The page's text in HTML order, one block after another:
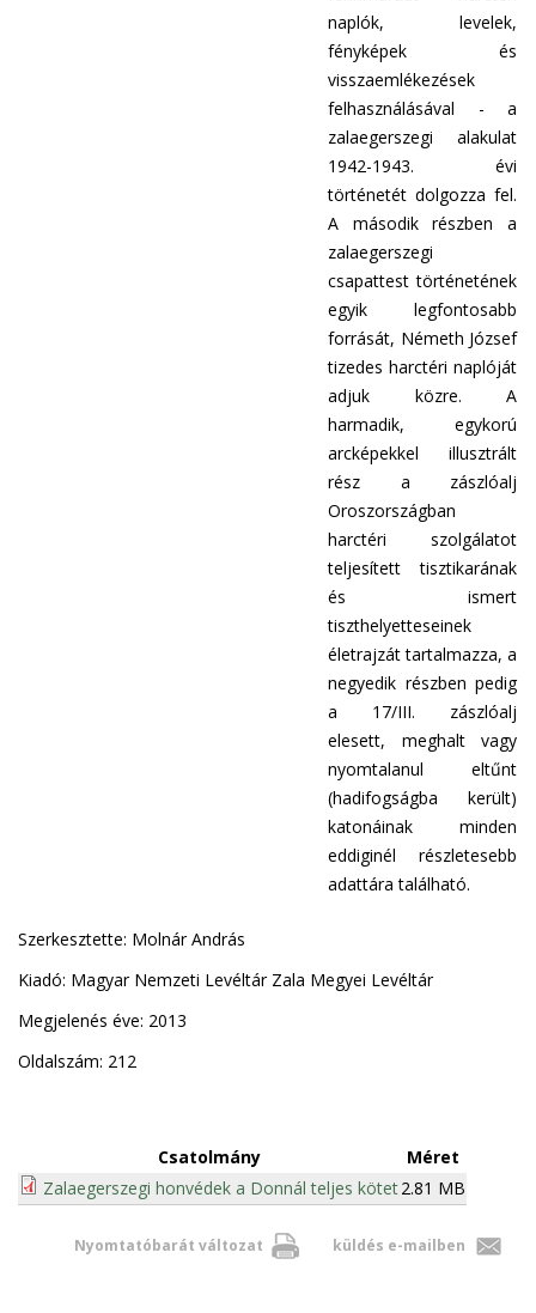
naplók, levelek,
fényképek és
visszaemlékezések
felhasználásával - a
zalaegerszegi alakulat
1942-1943. évi
történetét dolgozza fel.
A második részben a
zalaegerszegi
csapattest történetének
egyik legfontosabb
forrását, Németh József
tizedes harctéri naplóját
adjuk közre. A
harmadik, egykorú
arcképekkel illusztrált
rész a zászlóalj
Oroszországban
harctéri szolgálatot
teljesített tisztikarának
és ismert
tiszthelyetteseinek
életrajzát tartalmazza, a
negyedik részben pedig
a 17/III. zászlóalj
elesett, meghalt vagy
nyomtalanul eltűnt
(hadifogságba került)
katonáinak minden
eddiginél részletesebb
adattára található.
Szerkesztette: Molnár András
Kiadó: Magyar Nemzeti Levéltár Zala Megyei Levéltár
Megjelenés éve: 2013
Oldalszám: 212
Csatolmány
Méret
Zalaegerszegi honvédek a Donnál teljes kötet2.81 MB
Nyomtatóbarát változat küldés e-mailben